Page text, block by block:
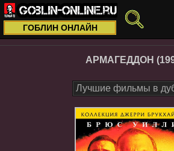
ГОБЛИН ОНЛАЙН
АРМАГЕДДОН
Лучшие фильмы в